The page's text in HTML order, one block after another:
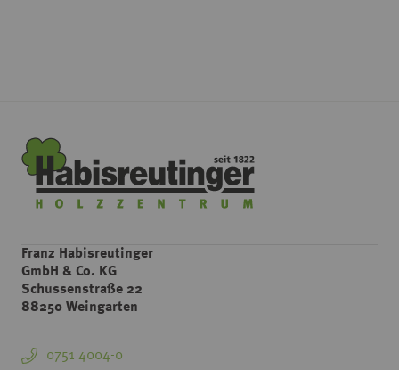
Franz Habisreutinger
GmbH & Co. KG
Schussenstraße 22
88250 Weingarten
0751 4004-0